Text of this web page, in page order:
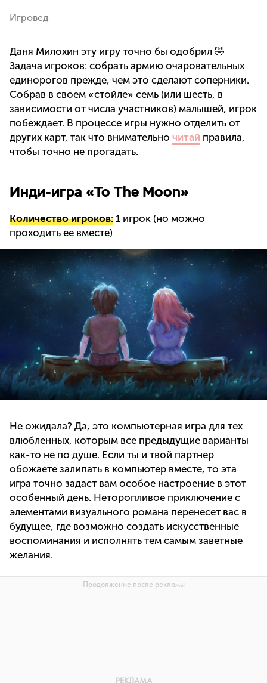
Игровед
Даня Милохин эту игру точно бы одобрил 🤣
Задача игроков: собрать армию очаровательных
единорогов прежде, чем это сделают соперники.
Собрав в своем «стойле» семь (или шесть, в
зависимости от числа участников) малышей, игрок
побеждает. В процессе игры нужно отделить от
других карт, так что внимательно читай правила,
чтобы точно не прогадать.
Инди-игра «To The Moon»
Количество игроков: 1 игрок (но можно
проходить ее вместе)
Не ожидала? Да, это компьютерная игра для тех
влюбленных, которым все предыдущие варианты
как-то не по душе. Если ты и твой партнер
обожаете залипать в компьютер вместе, то эта
игра точно задаст вам особое настроение в этот
особенный день. Неторопливое приключение с
элементами визуального романа перенесет вас в
будущее, где возможно создать искусственные
воспоминания и исполнять тем самым заветные
желания.